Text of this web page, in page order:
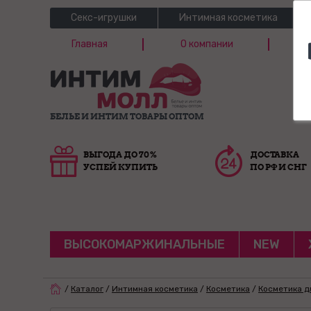
Секс-игрушки Интимная косметика
Главная О компании
БЕЛЬЕ И ИНТИМ ТОВАРЫ ОПТОМ
ВЫГОДА ДО 70%
УСПЕЙ КУПИТЬ
ДОСТАВКА
ПО РФ И СНГ
ВЫСОКОМАРЖИНАЛЬНЫЕ NEW
/ Каталог / Интимная косметика / Косметика / Косметика